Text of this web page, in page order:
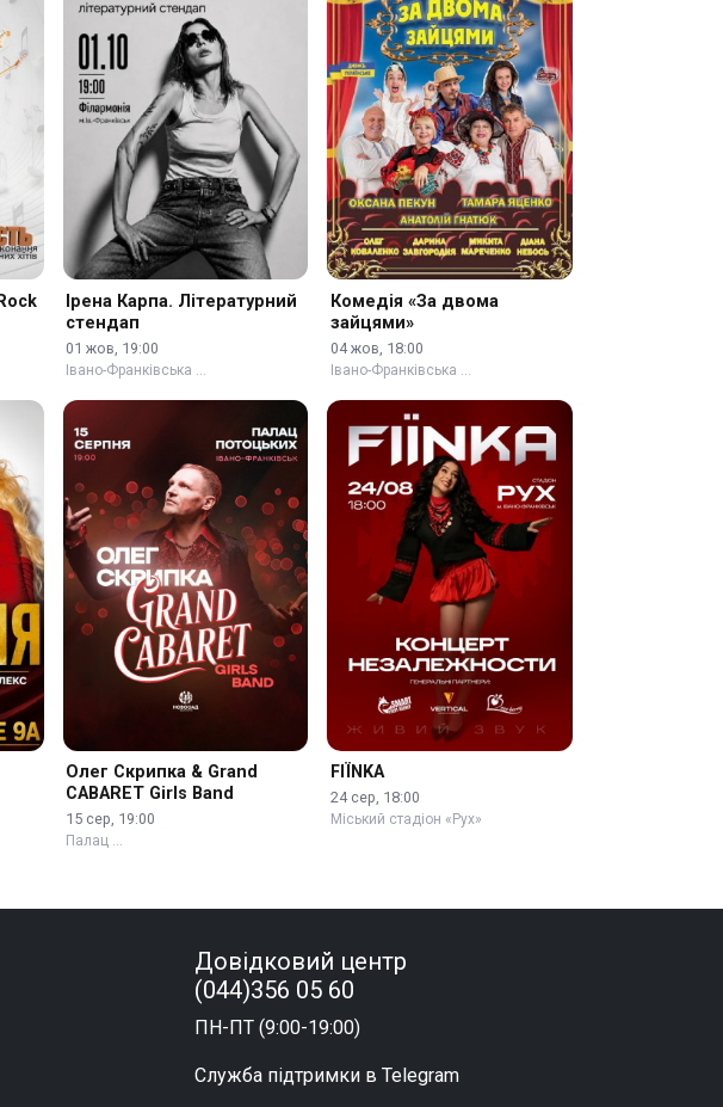
Ірена Карпа. Літературний
стендап
01 жов, 19:00
Івано-Франківська …
Комедія «За двома
зайцями»
04 жов, 18:00
Івано-Франківська …
Олег Скрипка & Grand
CABARET Girls Band
15 сер, 19:00
Палац …
FIЇNKA
24 сер, 18:00
Міський стадіон «Рух»
Довідковий центр
(044)356 05 60
ПН-ПТ (9:00-19:00)
Служба підтримки в Telegram